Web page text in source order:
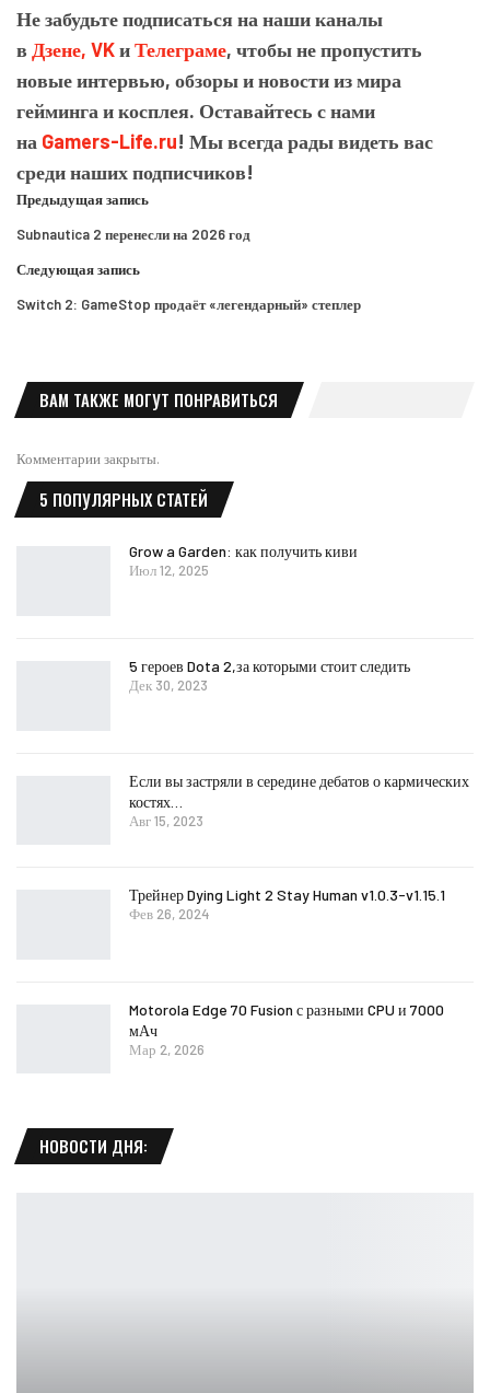
Не забудьте подписаться на наши каналы
в Дзене, VKиТелеграме, чтобы не пропустить
новые интервью, обзоры и новости из мира
гейминга и косплея. Оставайтесь с нами
на Gamers-Life.ru! Мы всегда рады видеть вас
среди наших подписчиков!
Предыдущая запись
Subnautica 2 перенесли на 2026 год
Следующая запись
Switch 2: GameStop продаёт «легендарный» степлер
ВАМ ТАКЖЕ МОГУТ ПОНРАВИТЬСЯ
Комментарии закрыты.
5 ПОПУЛЯРНЫХ СТАТЕЙ
Grow a Garden: как получить киви
Июл 12, 2025
5 героев Dota 2,за которыми стоит следить
Дек 30, 2023
Если вы застряли в середине дебатов о кармических
костях…
Авг 15, 2023
Трейнер Dying Light 2 Stay Human v1.0.3-v1.15.1
Фев 26, 2024
Motorola Edge 70 Fusion с разными CPU и 7000
мАч
Мар 2, 2026
НОВОСТИ ДНЯ: